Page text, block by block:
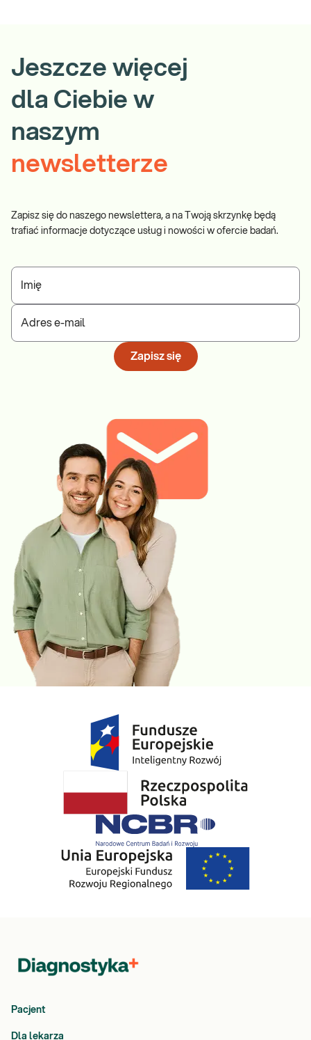
Jeszcze więcej
dla Ciebie w
naszym
newsletterze
Zapisz się do naszego newslettera, a na Twoją skrzynkę będą
trafiać informacje dotyczące usług i nowości w ofercie badań.
Imię
Adres e-mail
Zapisz się
Pacjent
Dla lekarza